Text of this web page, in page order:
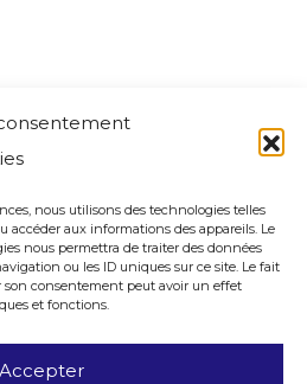
nous utilisons des technologies telles
accéder aux informations des appareils. Le
nous permettra de traiter des données
ou les ID uniques sur ce site. Le fait
son consentement peut avoir un effet
et fonctions.
Accepter